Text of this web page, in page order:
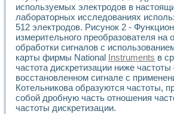
Исследование
Стенд для исследования
Автоматизация контроля
Измерительный контроль с
Моделирование надежности и
Лабораторные практикумы и
Автоматизация
Автоматизированные
Виртуальный прибор для
Использование виртуальных
используемых электродов в
лабораторных исследованиях
512 электродов. Рисунок 2 -
измерительного преобразователя на
обработки сигналов с
карты фирмы National Instruments в
частота дискретизации ниже частоты
восстановленном сигнале с
Котельникова образуются частоты,
собой дробную часть отношения
частоты дискретизации.